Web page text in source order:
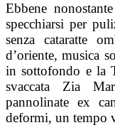
Ebbene
specchiarsi per
senza cataratte
d’oriente, musica
in sottofondo e la
svaccata Zia
pannolinate ex
deformi, un tempo